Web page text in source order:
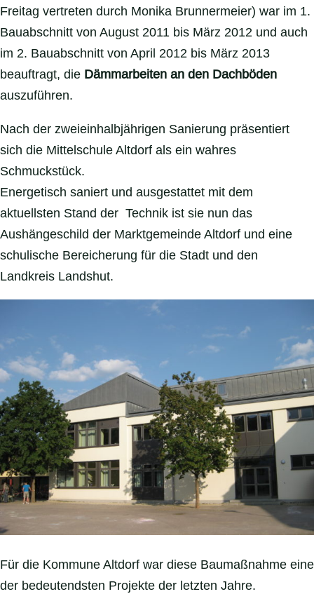
Freitag vertreten durch Monika Brunnermeier) war im 1.
Bauabschnitt von August 2011 bis März 2012 und auch
im 2. Bauabschnitt von April 2012 bis März 2013
beauftragt, die Dämmarbeiten an den Dachböden
auszuführen.
Nach der zweieinhalbjährigen Sanierung präsentiert
sich die Mittelschule Altdorf als ein wahres
Schmuckstück.
Energetisch saniert und ausgestattet mit dem
aktuellsten Stand der Technik ist sie nun das
Aushängeschild der Marktgemeinde Altdorf und eine
schulische Bereicherung für die Stadt und den
Landkreis Landshut.
Für die Kommune Altdorf war diese Baumaßnahme eine
der bedeutendsten Projekte der letzten Jahre.